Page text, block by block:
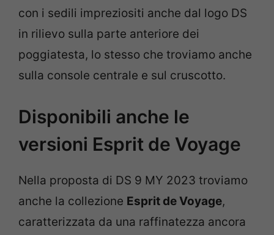
con i sedili impreziositi anche dal logo DS
in rilievo sulla parte anteriore dei
poggiatesta, lo stesso che troviamo anche
sulla console centrale e sul cruscotto.
Disponibili anche le
versioni Esprit de Voyage
Nella proposta di DS 9 MY 2023 troviamo
anche la collezione Esprit de Voyage,
caratterizzata da una raffinatezza ancora